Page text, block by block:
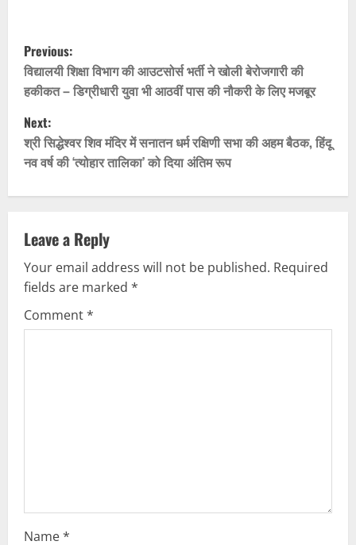
P
o
s
t
n
v
i
g
Previous:
विद्यालयी शिक्षा विभाग की आउटसोर्स भर्ती ने खोली बेरोजगारी की
हकीकत – डिग्रीधारी युवा भी आठवीं पास की नौकरी के लिए मजबूर
Next:
श्री सिद्धेश्वर शिव मंदिर में सनातन धर्म रक्षिणी सभा की अहम बैठक, हिंदू
नव वर्ष की ‘त्योहार तालिका’ को दिया अंतिम रूप
Leave a Reply
Your email address will not be published. Required
fields are marked *
Comment*
Name*